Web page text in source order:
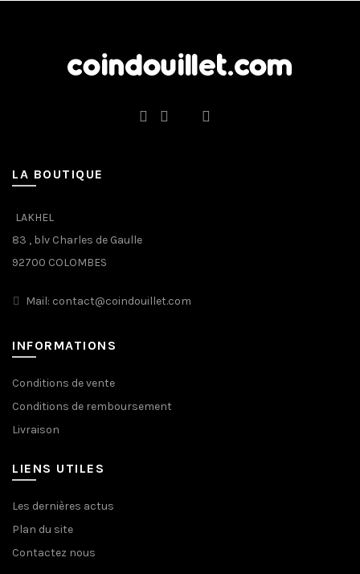
LA BOUTIQUE
LAKHEL
83 , blv Charles de Gaulle
92700 COLOMBES
Mail: contact@coindouillet.com
INFORMATIONS
Conditions de vente
Conditions de remboursement
Livraison
LIENS UTILES
Les dernières actus
Plan du site
Contactez nous